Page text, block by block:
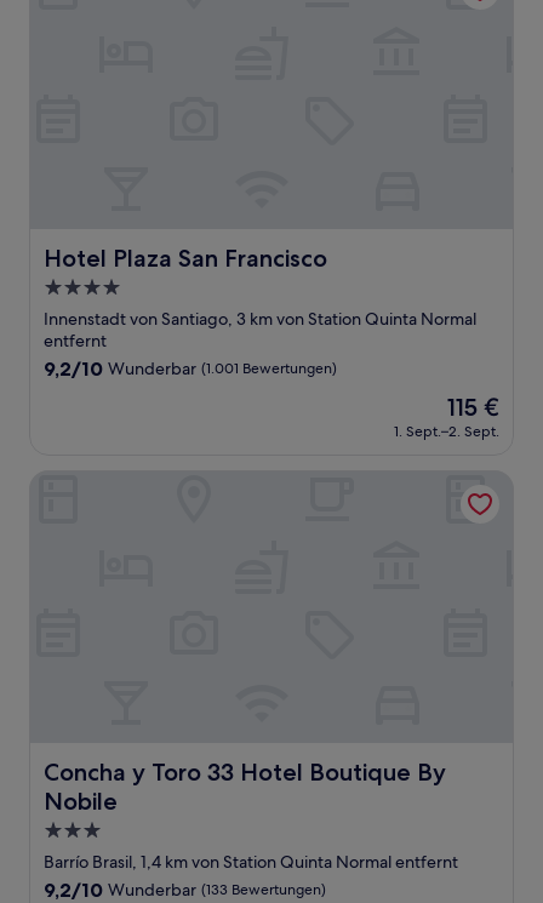
Hotel Plaza San Francisco
Hotel Plaza San Francisco
4.0-
Sterne-
Unterkunft
Innenstadt von Santiago, 3 km von Station Quinta Normal
entfernt
9.2
Bewertungen)
9,2/10 Wunderbar (1.001 Bewertungen)
Der
Preis
beträgt
115 €
1. Sept.–2. Sept.
Concha y Toro 33 Hotel Boutique By
Nobile
Concha y Toro 33 Hotel Boutique By Nobile
3.0-
Sterne-
Unterkunft
Barrío Brasil, 1,4 km von Station Quinta Normal entfernt
9.2
9,2/10 Wunderbar (133 Bewertungen)